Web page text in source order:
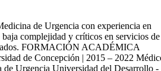
de Urgencia con experiencia en
baja complejidad y críticos en servicios de
FORMACIÓN ACADÉMICA
de Concepción | 2015 – 2022
de Urgencia Universidad del Desarrollo -